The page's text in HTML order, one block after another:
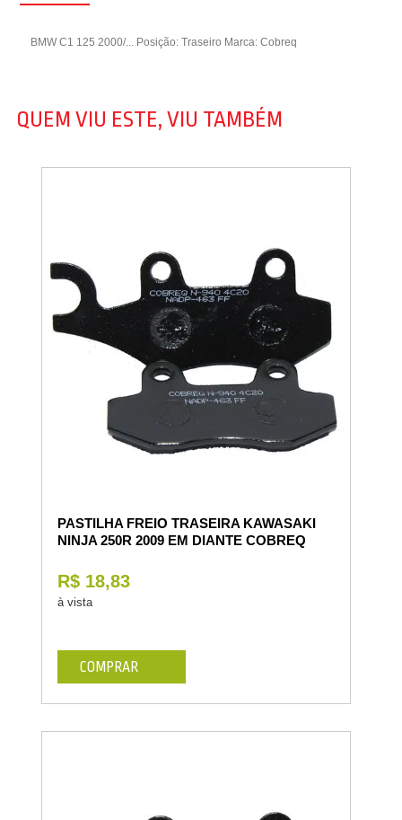
BMW C1 125 2000/... Posição: Traseiro Marca: Cobreq
QUEM VIU ESTE, VIU TAMBÉM
PASTILHA FREIO TRASEIRA KAWASAKI
NINJA 250R 2009 EM DIANTE COBREQ
R$ 18,83
à vista
COMPRAR